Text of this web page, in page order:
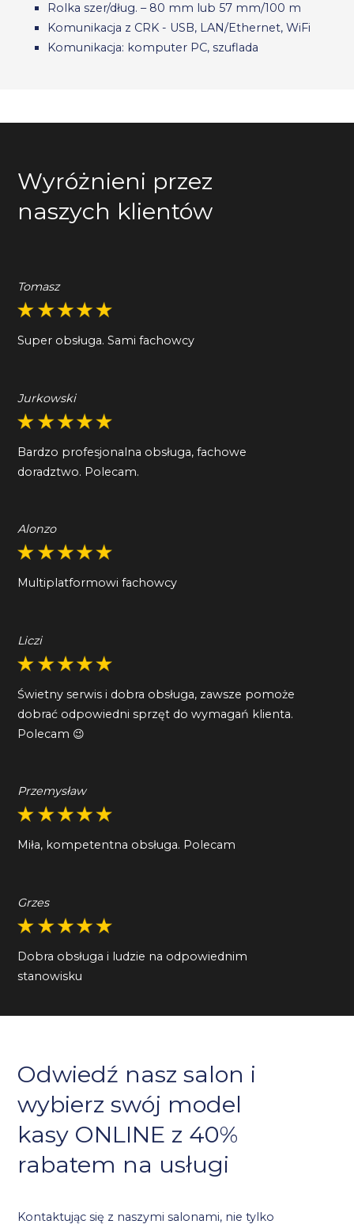
Rolka szer/dług. – 80 mm lub 57 mm/100 m
Komunikacja z CRK - USB, LAN/Ethernet, WiFi
Komunikacja: komputer PC, szuflada
Wyróżnieni przez
naszych klientów
Tomasz
Super obsługa. Sami fachowcy
Jurkowski
Bardzo profesjonalna obsługa, fachowe
doradztwo. Polecam.
Alonzo
Multiplatformowi fachowcy
Liczi
Świetny serwis i dobra obsługa, zawsze pomoże
dobrać odpowiedni sprzęt do wymagań klienta.
Polecam 😉
Przemysław
Miła, kompetentna obsługa. Polecam
Grzes
Dobra obsługa i ludzie na odpowiednim
stanowisku
Odwiedź nasz salon i
wybierz swój model
kasy ONLINE z 40%
rabatem na usługi
Kontaktując się z naszymi salonami, nie tylko